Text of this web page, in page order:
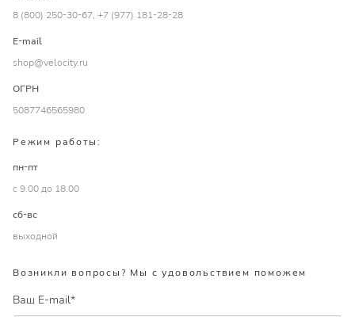
8 (800) 250-30-67 +7 (977) 181-28-28
E-mail
shop@velocity.ru
ОГРН
5087746565980
Режим работы:
пн-пт
с 9.00 до 18.00
сб-вс
выходной
Возникли вопросы? Мы с удовольствием поможем
Ваш E-mail*